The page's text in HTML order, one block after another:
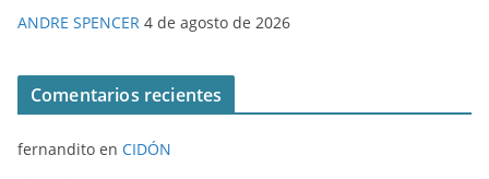
ANDRE SPENCER 4 de agosto de 2026
Comentarios recientes
fernandito en CIDÓN